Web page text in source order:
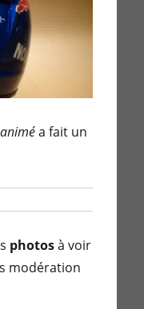
a fait un
photosà voir
modération